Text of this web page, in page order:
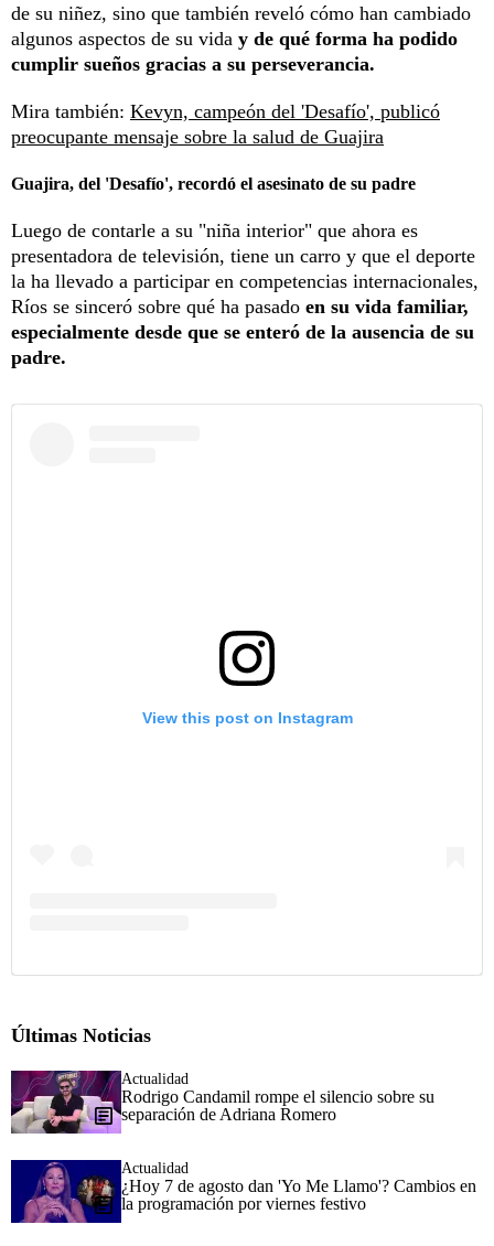
de su niñez, sino que también reveló cómo han cambiado
algunos aspectos de su vida y de qué forma ha podido
cumplir sueños gracias a su perseverancia.
Mira también: Kevyn, campeón del 'Desafío', publicó
preocupante mensaje sobre la salud de Guajira
Guajira, del 'Desafío', recordó el asesinato de su padre
Luego de contarle a su "niña interior" que ahora es
presentadora de televisión, tiene un carro y que el deporte
la ha llevado a participar en competencias internacionales,
Ríos se sinceró sobre qué ha pasado en su vida familiar,
especialmente desde que se enteró de la ausencia de su
padre.
View this post on Instagram
Últimas Noticias
Actualidad
Rodrigo Candamil rompe el silencio sobre su
separación de Adriana Romero
Actualidad
¿Hoy 7 de agosto dan 'Yo Me Llamo'? Cambios en
la programación por viernes festivo